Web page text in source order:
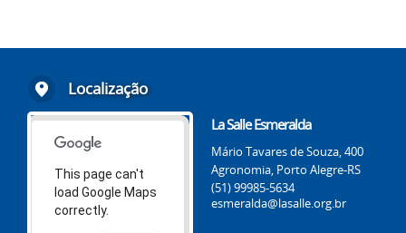
Localização
This page can't
load Google Maps
correctly.
La Salle Esmeralda
Mário Tavares de Souza, 400
Agronomia, Porto Alegre-RS
(51) 99985-5634
esmeralda@lasalle.org.br